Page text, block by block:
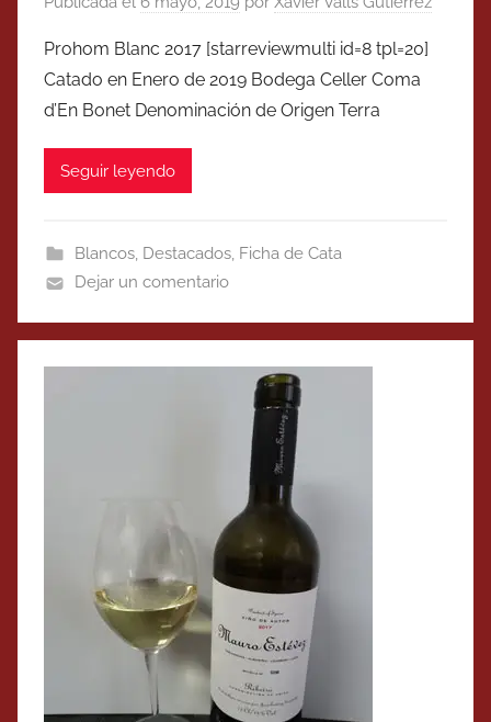
Prohom Blanc 2017 [starreviewmulti id=8 tpl=20]
Catado en Enero de 2019 Bodega Celler Coma
d’En Bonet Denominación de Origen Terra
Seguir leyendo
Blancos, Destacados, Ficha de Cata
Dejar un comentario